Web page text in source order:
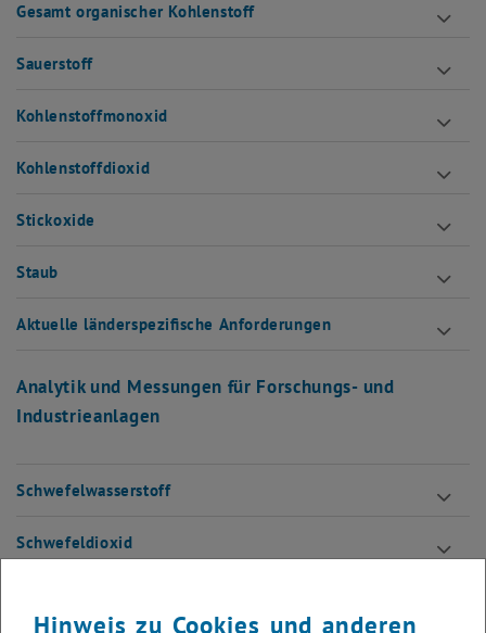
Gesamt organischer Kohlenstoff
Sauerstoff
Kohlenstoffmonoxid
Kohlenstoffdioxid
Stickoxide
Staub
Aktuelle länderspezifische Anforderungen
Analytik und Messungen für Forschungs- und
Industrieanlagen
Schwefelwasserstoff
Schwefeldioxid
Hinweis zu Cookies und anderen